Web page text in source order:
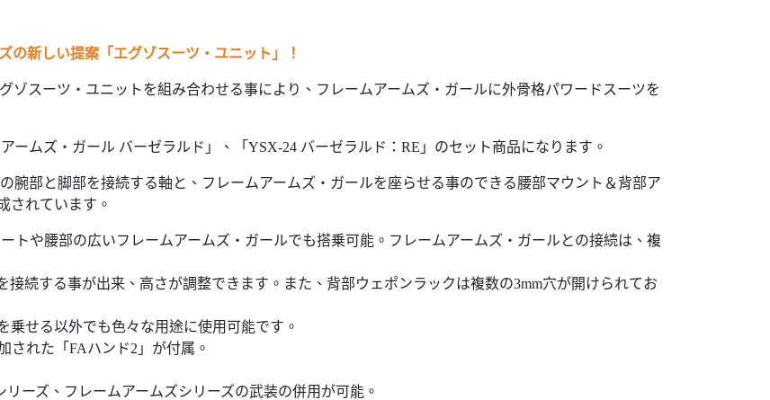
の新しい提案「エグゾスーツ・ユニット」！
ゾスーツ・ユニットを組み合わせる事により、フレームアームズ・ガールに外骨格パワードスーツを
ームズ・ガール バーゼラルド」、「YSX-24 バーゼラルド：RE」のセット商品になります。
腕部と脚部を接続する軸と、フレームアームズ・ガールを座らせる事のできる腰部マウント＆背部ア
されています。
トや腰部の広いフレームアームズ・ガールでも搭乗可能。フレームアームズ・ガールとの接続は、複
接続する事が出来、高さが調整できます。また、背部ウェポンラックは複数の3mm穴が開けられてお
乗せる以外でも色々な用途に使用可能です。
された「FAハンド2」が付属。
ーズ、フレームアームズシリーズの武装の併用が可能。